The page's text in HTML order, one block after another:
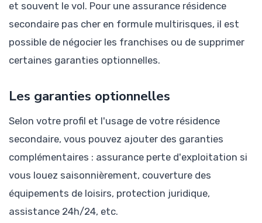
et souvent le vol. Pour une assurance résidence
secondaire pas cher en formule multirisques, il est
possible de négocier les franchises ou de supprimer
certaines garanties optionnelles.
Les garanties optionnelles
Selon votre profil et l'usage de votre résidence
secondaire, vous pouvez ajouter des garanties
complémentaires : assurance perte d'exploitation si
vous louez saisonnièrement, couverture des
équipements de loisirs, protection juridique,
assistance 24h/24, etc.